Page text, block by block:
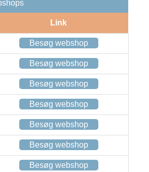
Link
Besøg webshop
Besøg webshop
Besøg webshop
Besøg webshop
Besøg webshop
Besøg webshop
Besøg webshop